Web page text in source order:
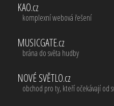
KAO.cz
komplexní webová řešení
MUSICGATE.cz
brána do světa hudby
NOVÉ SVĚTLO.cz
obchod pro ty, kteří očekávají od